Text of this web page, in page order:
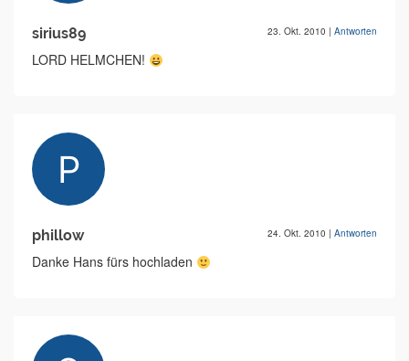
sirius89 23. Okt. 2010 | Antworten
LORD HELMCHEN!
phillow 24. Okt. 2010 | Antworten
Danke Hans fürs hochladen